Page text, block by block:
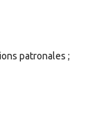
patronales ;